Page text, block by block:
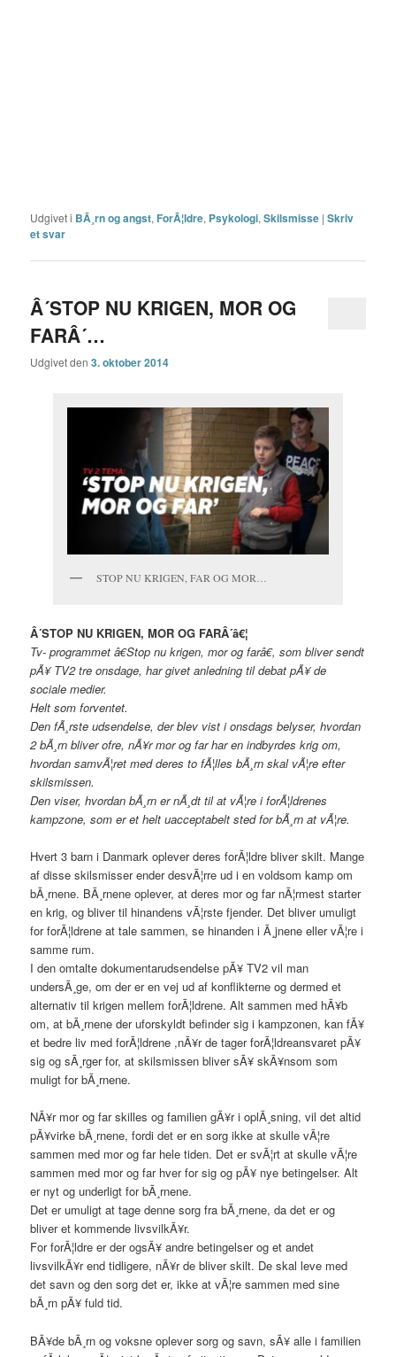
Udgivet i BÃ¸rn og angst, ForÃ¦ldre, Psykologi,Skilsmisse |Skriv
et svar
Â´STOP NU KRIGEN, MOR OG
FARÂ´…
Udgivet den3. oktober 2014
STOP NU KRIGEN, FAR OG MOR…
Â´STOP NU KRIGEN, MOR OG FARÂ´â€¦
Tv- programmet â€Stop nu krigen, mor og farâ€, som bliver sendt
pÃ¥ TV2 tre onsdage, har givet anledning til debat pÃ¥ de
sociale medier.
Helt som forventet.
Den fÃ¸rste udsendelse, der blev vist i onsdags belyser, hvordan
2 bÃ¸rn bliver ofre, nÃ¥r mor og far har en indbyrdes krig om,
hvordan samvÃ¦ret med deres to fÃ¦lles bÃ¸rn skal vÃ¦re efter
skilsmissen.
Den viser, hvordan bÃ¸rn er nÃ¸dt til at vÃ¦re i forÃ¦ldrenes
kampzone, som er et helt uacceptabelt sted for bÃ¸rn at vÃ¦re.
Hvert 3 barn i Danmark oplever deres forÃ¦ldre bliver skilt. Mange
af disse skilsmisser ender desvÃ¦rre ud i en voldsom kamp om
bÃ¸rnene. BÃ¸rnene oplever, at deres mor og far nÃ¦rmest starter
en krig, og bliver til hinandens vÃ¦rste fjender. Det bliver umuligt
for forÃ¦ldrene at tale sammen, se hinanden i Ã¸jnene eller vÃ¦re i
samme rum.
I den omtalte dokumentarudsendelse pÃ¥ TV2 vil man
undersÃ¸ge, om der er en vej ud af konflikterne og dermed et
alternativ til krigen mellem forÃ¦ldrene. Alt sammen med hÃ¥b
om, at bÃ¸rnene der uforskyldt befinder sig i kampzonen, kan fÃ¥
et bedre liv med forÃ¦ldrene ,nÃ¥r de tager forÃ¦ldreansvaret pÃ¥
sig og sÃ¸rger for, at skilsmissen bliver sÃ¥ skÃ¥nsom som
muligt for bÃ¸rnene.
NÃ¥r mor og far skilles og familien gÃ¥r i oplÃ¸sning, vil det altid
pÃ¥virke bÃ¸rnene, fordi det er en sorg ikke at skulle vÃ¦re
sammen med mor og far hele tiden. Det er svÃ¦rt at skulle vÃ¦re
sammen med mor og far hver for sig og pÃ¥ nye betingelser. Alt
er nyt og underligt for bÃ¸rnene.
Det er umuligt at tage denne sorg fra bÃ¸rnene, da det er og
bliver et kommende livsvilkÃ¥r.
For forÃ¦ldre er der ogsÃ¥ andre betingelser og et andet
livsvilkÃ¥r end tidligere, nÃ¥r de bliver skilt. De skal leve med
det savn og den sorg det er, ikke at vÃ¦re sammen med sine
bÃ¸rn pÃ¥ fuld tid.
BÃ¥de bÃ¸rn og voksne oplever sorg og savn, sÃ¥ alle i familien